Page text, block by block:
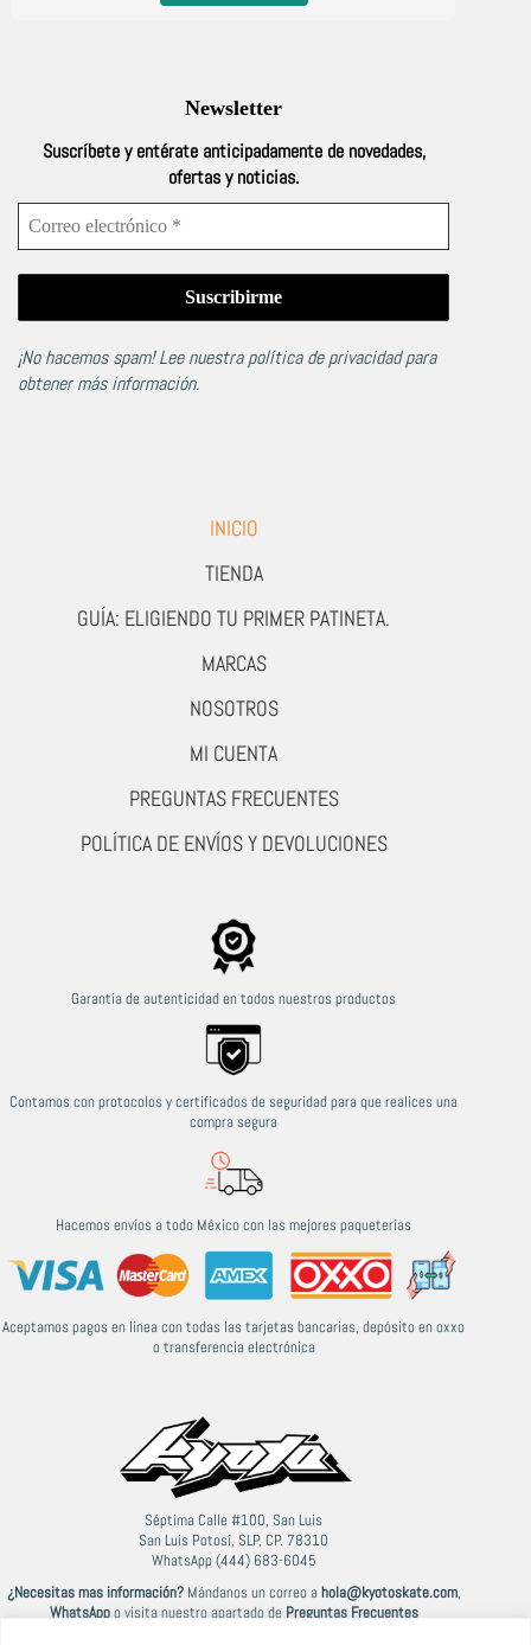
Newsletter
Suscríbete y entérate anticipadamente de novedades,
ofertas y noticias.
¡No hacemos spam! Lee nuestrapolítica de privacidadpara
obtener más información.
INICIO
TIENDA
GUÍA: ELIGIENDO TU PRIMER PATINETA.
MARCAS
NOSOTROS
MI CUENTA
PREGUNTAS FRECUENTES
POLÍTICA DE ENVÍOS Y DEVOLUCIONES
Garantía de autenticidad en todos nuestros productos
Contamos con protocolos y certificados de seguridad para que realices una
compra segura
Hacemos envíos a todo México con las mejores paqueterías
Aceptamos pagos en línea con todas las tarjetas bancarias, depósito en oxxo
o transferencia electrónica
Séptima Calle #100, San Luis
San Luis Potosí, SLP, CP. 78310
WhatsApp (444) 683-6045
¿Necesitas mas información?Mándanos un correo ahola@kyotoskate.com,
WhatsAppo visita nuestro apartado de Preguntas Frecuentes